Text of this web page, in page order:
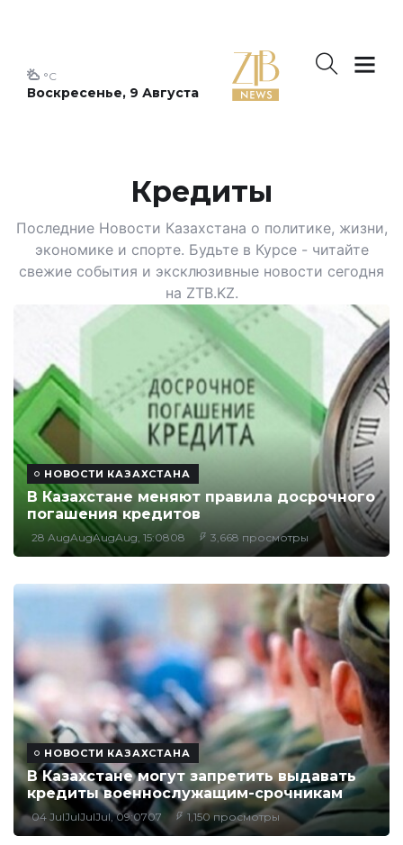
Воскресенье, 9 Августа
°C
Кредиты
Последние Новости Казахстана о политике, жизни,
экономике и спорте. Будьте в Курсе - читайте
свежие события и эксклюзивные новости сегодня
на ZTB.KZ.
НОВОСТИ КАЗАХСТАНА
В Казахстане меняют правила досрочного
погашения кредитов
28 AugAugAugAug, 15:0808 3,668 просмотры
НОВОСТИ КАЗАХСТАНА
В Казахстане могут запретить выдавать
кредиты военнослужащим-срочникам
04 JulJulJulJul, 09:0707 1,150 просмотры